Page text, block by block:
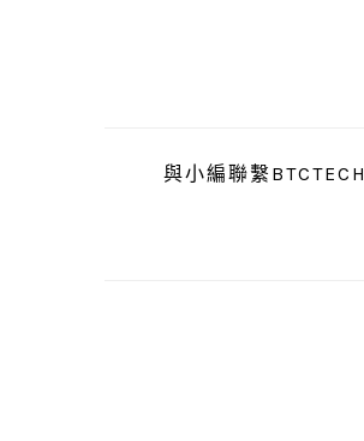
與小編聯繫